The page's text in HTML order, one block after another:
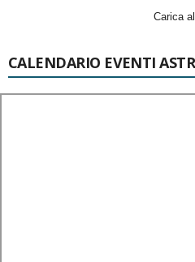
Carica
CALENDARIO EVENTI